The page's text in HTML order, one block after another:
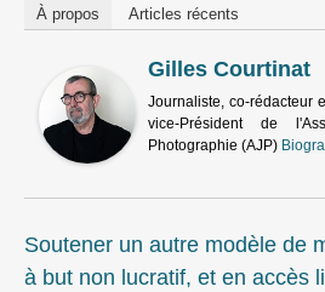
À propos Articles récents
Gilles Courtinat
Journaliste, co-rédacteur
vice-Président de
Photographie (AJP)
Soutener un autre modèle de
à but non lucratif, et en accès